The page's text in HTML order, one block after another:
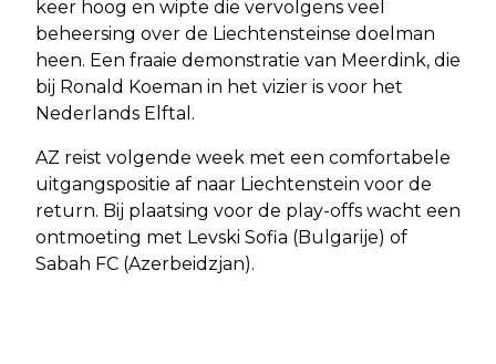
keer hoog en wipte die vervolgens veel
beheersing over de Liechtensteinse doelman
heen. Een fraaie demonstratie van Meerdink, die
bij Ronald Koeman in het vizier is voor het
Nederlands Elftal.
AZ reist volgende week met een comfortabele
uitgangspositie af naar Liechtenstein voor de
return. Bij plaatsing voor de play-offs wacht een
ontmoeting met Levski Sofia (Bulgarije) of
Sabah FC (Azerbeidzjan).